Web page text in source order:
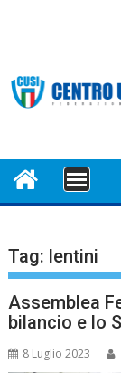
MENU
Tag: lentini
Assemblea
bilancio e lo
8 Luglio 2023